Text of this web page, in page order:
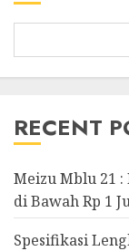
RECENT
Meizu Mblu 21
di Bawah Rp 1
Spesifikasi